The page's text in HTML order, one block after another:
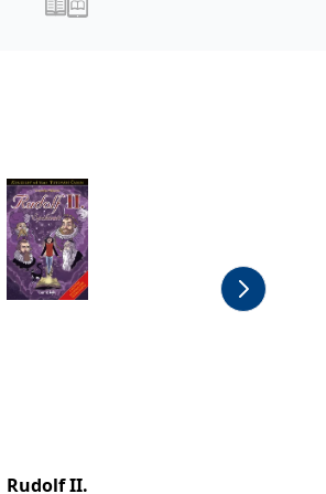
Rudolf II.